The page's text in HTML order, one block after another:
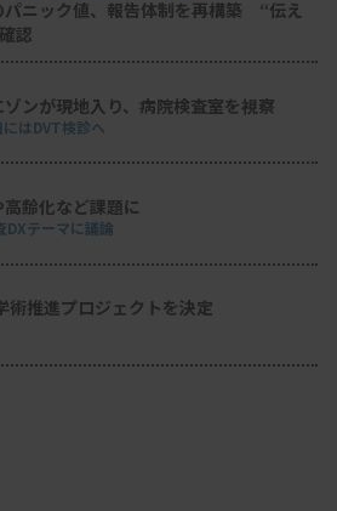
パニック値、報告体制を再構築 “伝え
認
ゾンが現地入り、病院検査室を視察
はDVT検診へ
齢化など課題に
DXテーマに議論
術推進プロジェクトを決定